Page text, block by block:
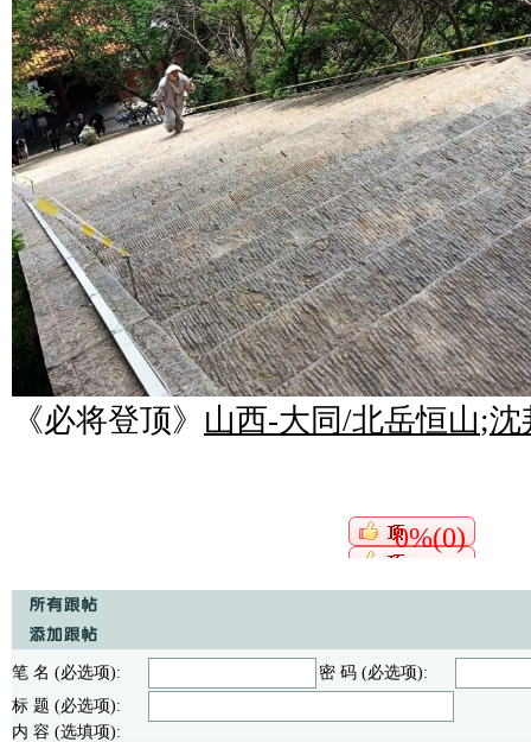
《必将登顶》 山西-大同/北岳恒山;沈
0%(0)
笔 名 (必选项):
密 码 (必选项):
标 题 (必选项):
内 容 (选填项):